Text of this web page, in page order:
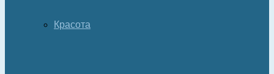
Красота